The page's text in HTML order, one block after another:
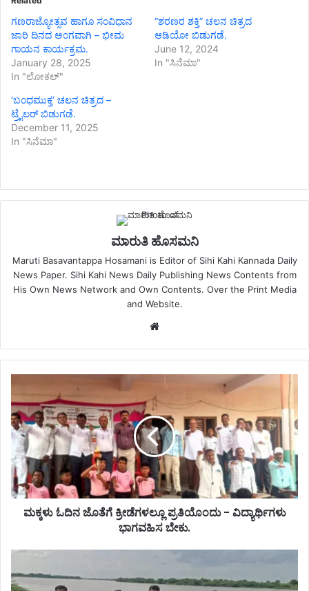
ಗಣರಾಜ್ಯೋತ್ಸವ ಹಾಗೂ ಸಂವಿಧಾನ
ಜಾರಿ ದಿನದ ಅಂಗವಾಗಿ – ಭೀಮ
ಗಾಯನ ಕಾರ್ಯಕ್ರಮ.
January 28, 2025
In "ಲೋಕಲ್"
“ಶರಣರ ಶಕ್ತಿ” ಚಲನ ಚಿತ್ರದ
ಆಡಿಯೋ ಬಿಡುಗಡೆ.
June 12, 2024
In "ಸಿನೆಮಾ"
‘ಬಂಧಮುಕ್ತ’ ಚಲನ ಚಿತ್ರದ –
ಟ್ರೈಲರ್ ಬಿಡುಗಡೆ.
December 11, 2025
In "ಸಿನೆಮಾ"
ಮಾರುತಿ ಹೊಸಮನಿ
Maruti Basavantappa Hosamani is Editor of Sihi Kahi Kannada Daily
News Paper. Sihi Kahi News Daily Publishing News Contents from
His Own News Network and Own Contents. Over the Print Media
and Website.
Website
ಮಕ್ಕಳು ಓದಿನ ಜೊತೆಗೆ ಕ್ರೀಡೆಗಳಲ್ಲೂ ಪ್ರತಿಯೊಂದು - ವಿದ್ಯಾರ್ಥಿಗಳು
ಭಾಗವಹಿಸ ಬೇಕು.